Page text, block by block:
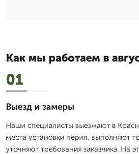
Как мы работаем в
01
Выезд и замеры
Наши специалисты выезжают в
места установки перил, выполняют
уточняют требования заказчика. На